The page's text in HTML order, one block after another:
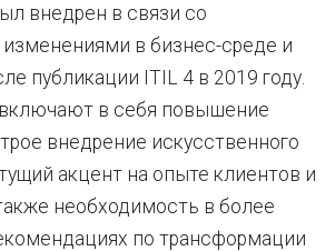
внедрен в связи со
в бизнес-среде и
публикации ITIL 4 в 2019 году.
в себя повышение
внедрение искусственного
акцент на опыте клиентов и
необходимость в более
по трансформации